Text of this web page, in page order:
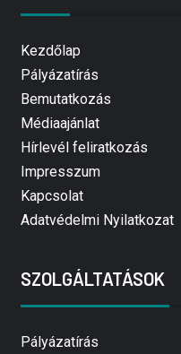
Kezdőlap
Pályázatírás
Bemutatkozás
Médiaajánlat
Hírlevél feliratkozás
Impresszum
Kapcsolat
Adatvédelmi Nyilatkozat
SZOLGÁLTATÁSOK
Pályázatírás